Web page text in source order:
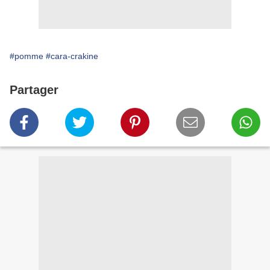
#pomme #cara-crakine
Partager